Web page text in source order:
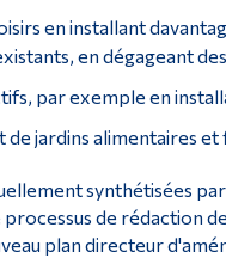
en installant
en dégageant
par exemple en
jardins alimentaires et
synthétisées
de rédaction
plan directeur